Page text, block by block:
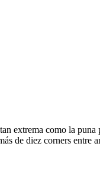
extrema como la puna
de diez corners entre